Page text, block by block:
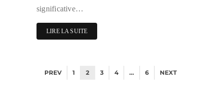
significative…
LIRE LA SUITE
PREV 1 2 3 4 … 6 NEXT